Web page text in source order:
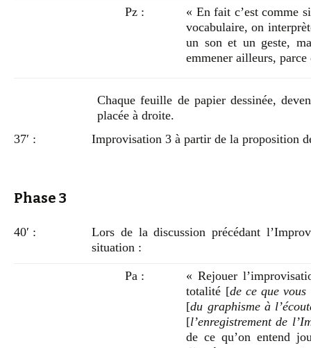
Pz :
« En fait c’est comme
vocabulaire, on
un son et un geste,
emmener ailleurs, parce
Chaque feuille de papier dessinée,
placée à droite.
37′ :
Improvisation 3 à partir de la proposition
Phase 3
40′ :
Lors de la discussion précédant
situation :
Pa :
« Rejouer
totalité [de ce que vous
[du graphisme à
[l’enregistrement de
de ce qu’on entend